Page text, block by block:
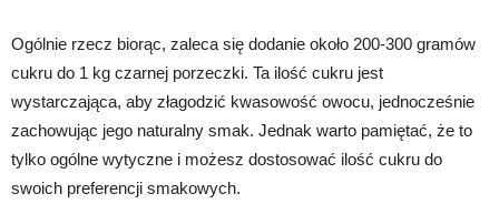
Ogólnie rzecz biorąc, zaleca się dodanie około 200-300 gramów
cukru do 1 kg czarnej porzeczki. Ta ilość cukru jest
wystarczająca, aby złagodzić kwasowość owocu, jednocześnie
zachowując jego naturalny smak. Jednak warto pamiętać, że to
tylko ogólne wytyczne i możesz dostosować ilość cukru do
swoich preferencji smakowych.